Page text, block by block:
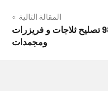
المقالة التالية
فني ثلاجات خيطان 98577272 تصليح ثلاجات و فريزرات
ومجمدات